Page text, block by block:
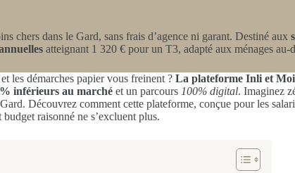
chers dans le Gard, sans frais d’agence ni garant. Destiné aux
atteignant 1 320 € pour un T3, adapté aux ménages au-
et les démarches papier vous freinent ? La plateforme Inli et Moi
inférieurs au marché et un parcours 100% digital. Imaginez
Découvrez comment cette plateforme, conçue pour les
raisonné ne s’excluent plus.